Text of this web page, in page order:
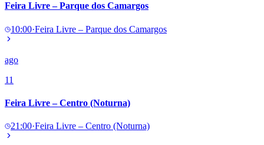
Feira Livre – Parque dos Camargos
10:00·Feira Livre – Parque dos Camargos
ago
11
Feira Livre – Centro (Noturna)
21:00·Feira Livre – Centro (Noturna)